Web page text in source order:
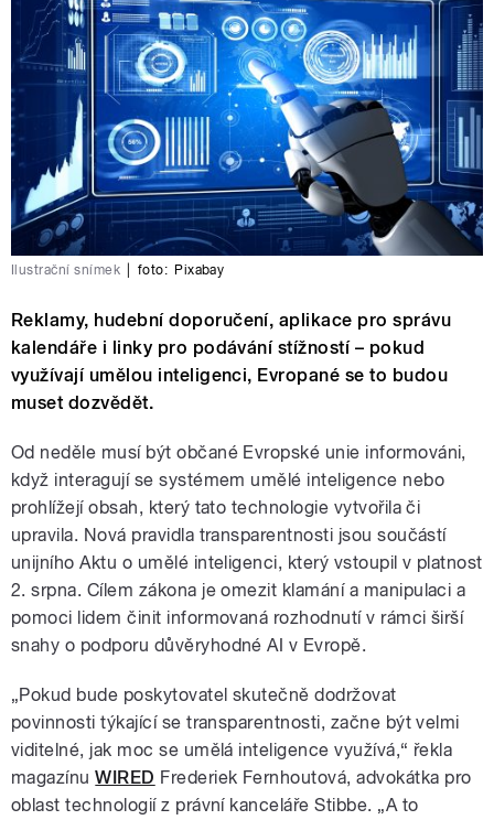
Ilustrační snímek foto: Pixabay
Reklamy, hudební doporučení, aplikace pro správu
kalendáře i linky pro podávání stížností – pokud
využívají umělou inteligenci, Evropané se to budou
muset dozvědět.
Od neděle musí být občané Evropské unie informováni,
když interagují se systémem umělé inteligence nebo
prohlížejí obsah, který tato technologie vytvořila či
upravila. Nová pravidla transparentnosti jsou součástí
unijního Aktu o umělé inteligenci, který vstoupil v platnost
2. srpna. Cílem zákona je omezit klamání a manipulaci a
pomoci lidem činit informovaná rozhodnutí v rámci širší
snahy o podporu důvěryhodné AI v Evropě.
„Pokud bude poskytovatel skutečně dodržovat
povinnosti týkající se transparentnosti, začne být velmi
viditelné, jak moc se umělá inteligence využívá,“ řekla
magazínuWIRED Frederiek Fernhoutová, advokátka pro
oblast technologií z právní kanceláře Stibbe. „A to